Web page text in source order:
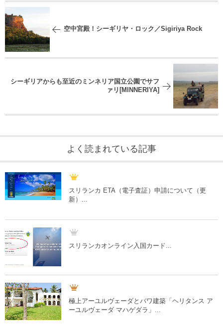
空中宮殿！シーギリヤ・ロック／Sigiriya Rock
シーギリアからも至近のミンネリア国立公園でサフ
ァリ[MINNERIYA]
よく読まれている記事
スリランカ ETA（電子査証）申請について（更
新）...
スリランカオンライン入国カード...
極上アーユルヴェーダとバワ建築「ヘリタンス ア
ーユルヴェーダ マハゲダラ」...